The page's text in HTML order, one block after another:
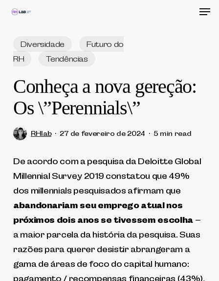
Skip
Diversidade
Futuro do
RH
Tendências
Conheça a nova gereção:
Os \”Perennials\”
RHlab 27 de fevereiro de 2024 5 min read
De acordo com a pesquisa da Deloitte Global
Millennial Survey 2019 constatou que 49%
dos millennials pesquisados ​​afirmam que
abandonariam seu emprego atual nos
próximos dois anos se tivessem escolha–
a maior parcela da história da pesquisa. Suas
razões para querer desistir abrangeram a
gama de áreas de foco do capital humano:
pagamento / recompensas financeiras (43%),